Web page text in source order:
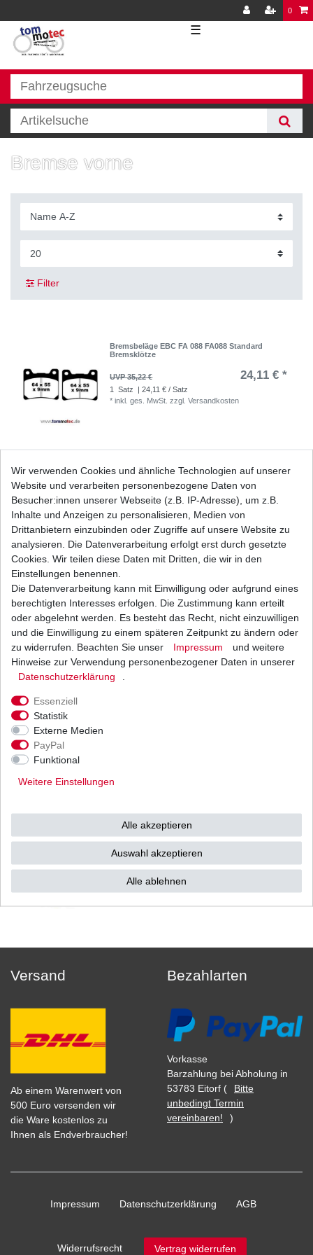
0
☰
Bremse vorne
Filter
Bremsbeläge EBC FA 088 FA088 Standard
Bremsklötze
UVP 35,22 € 24,11 € *
1 Satz
| 24,11 € / Satz
*inkl. ges. MwSt. zzgl.Versandkosten
Bremsbeläge EBC FA 088 HH FA088HH FA 88
HH FA88HH Sinter Bremsklötze
UVP 47,84 € 32,74 € *
| 32,74 € / Satz
inkl. ges. MwSt. Versandkosten
Bremsbeläge EBC FA 160 FA160 Standard
Bremsklötze Yamaha vorne
UVP 33,08 € 22,64 € *
1 Satz | 22,64 € / Satz
inkl. ges. MwSt. zzgl.
Bremsklötze Ferodo FDB 337 ST FDB337 ST
Sinter Bremsbeläge
inkl. ges. MwSt.zzgl.
Versand
Ab einem Warenwert von
500 Euro versenden wir
die Ware kostenlos zu
Ihnen als Endverbraucher!
Bezahlarten
Vorkasse
Barzahlung bei Abholung in
53783 Eitorf (
Bitte
unbedingt Termin
vereinbaren!
)
Impressum Daten­schutz­erklärung AGB
Widerrufs­recht Vertrag widerrufen
Wir verwenden Cookies und ähnliche Technologien auf unserer
Website und verarbeiten personenbezogene Daten von
Besucher:innen unserer Webseite (z.B. IP-Adresse), um z.B.
Inhalte und Anzeigen zu personalisieren, Medien von
Drittanbietern einzubinden oder Zugriffe auf unsere Website zu
analysieren. Die Datenverarbeitung erfolgt erst durch gesetzte
Cookies. Wir teilen diese Daten mit Dritten, die wir in den
Einstellungen benennen.
Die Datenverarbeitung kann mit Einwilligung oder aufgrund eines
berechtigten Interesses erfolgen. Die Zustimmung kann erteilt
oder abgelehnt werden. Es besteht das Recht, nicht einzuwilligen
und die Einwilligung zu einem späteren Zeitpunkt zu ändern oder
zu widerrufen. Beachten Sie unser
Impressum
und weitere
Hinweise zur Verwendung personenbezogener Daten in unserer
Daten­schutz­erklärung
Essenziell
Statistik
Externe Medien
PayPal
Funktional
Weitere Einstellungen
Alle akzeptieren
Auswahl akzeptieren
Alle ablehnen